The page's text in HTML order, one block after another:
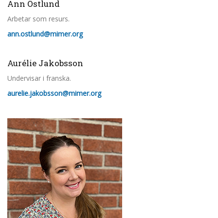
Ann Östlund
Arbetar som resurs.
ann.ostlund@mimer.org
Aurélie Jakobsson
Undervisar i franska.
aurelie.jakobsson@mimer.org